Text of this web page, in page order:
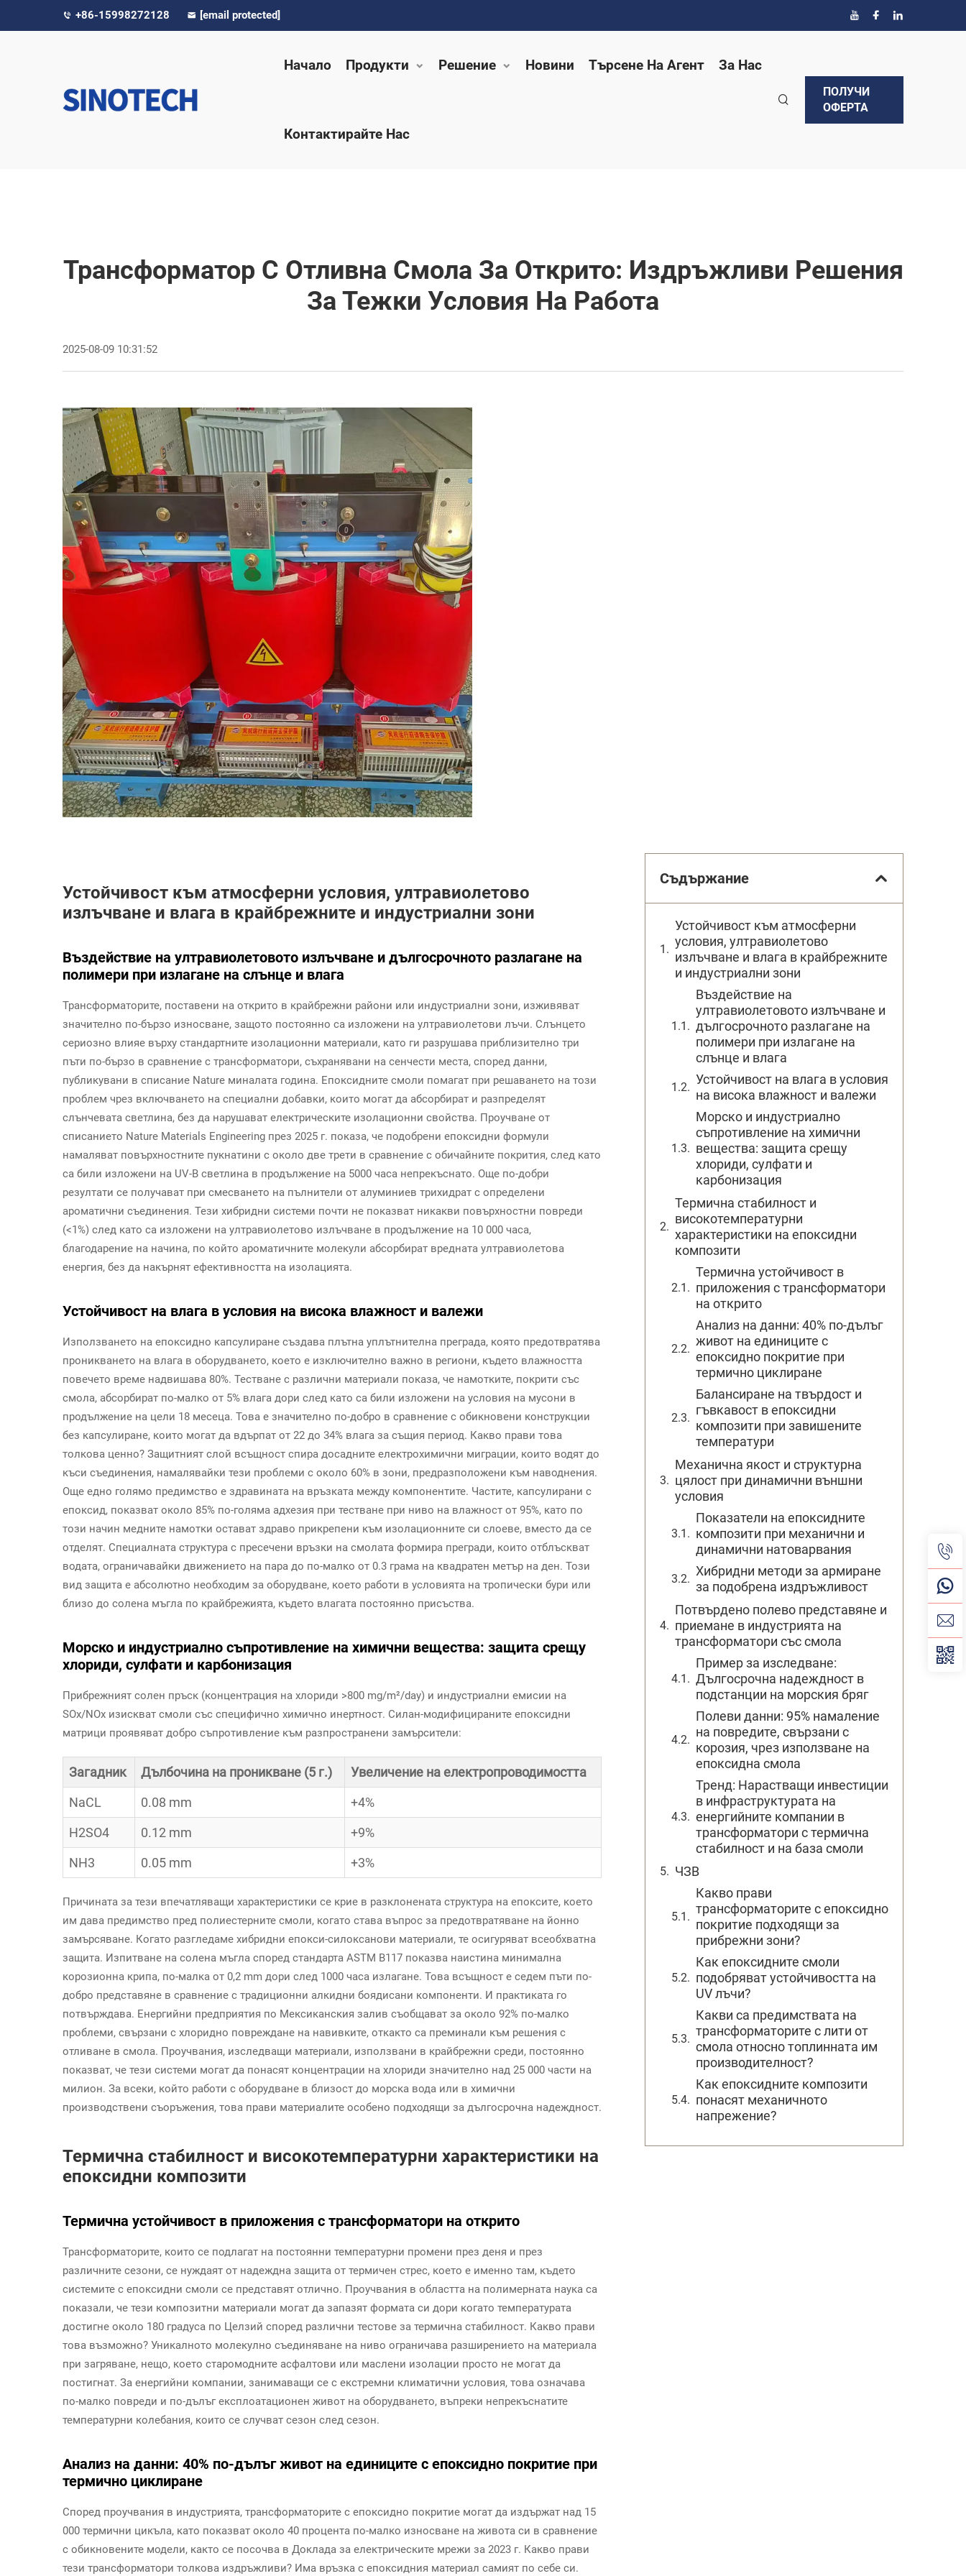
+86-15998272128 [email protected]
Начало Продукти Решение Новини Търсене На Агент За Нас
Контактирайте Нас
ПОЛУЧИ
ОФЕРТА
Трансформатор С Отливна Смола За Открито: Издръжливи Решения
За Тежки Условия На Работа
2025-08-09 10:31:52
Устойчивост към атмосферни условия, ултравиолетово
излъчване и влага в крайбрежните и индустриални зони
Въздействие на ултравиолетовото излъчване и дългосрочното разлагане на
полимери при излагане на слънце и влага
Трансформаторите, поставени на открито в крайбрежни райони или индустриални зони, изживяват
значително по-бързо износване, защото постоянно са изложени на ултравиолетови лъчи. Слънцето
сериозно влияе върху стандартните изолационни материали, като ги разрушава приблизително три
пъти по-бързо в сравнение с трансформатори, съхранявани на сенчести места, според данни,
публикувани в списание Nature миналата година. Епоксидните смоли помагат при решаването на този
проблем чрез включването на специални добавки, които могат да абсорбират и разпределят
слънчевата светлина, без да нарушават електрическите изолационни свойства. Проучване от
списанието Nature Materials Engineering през 2025 г. показа, че подобрени епоксидни формули
намаляват повърхностните пукнатини с около две трети в сравнение с обичайните покрития, след като
са били изложени на UV-B светлина в продължение на 5000 часа непрекъснато. Още по-добри
резултати се получават при смесването на пълнители от алуминиев трихидрат с определени
ароматични съединения. Тези хибридни системи почти не показват никакви повърхностни повреди
(<1%) след като са изложени на ултравиолетово излъчване в продължение на 10 000 часа,
благодарение на начина, по който ароматичните молекули абсорбират вредната ултравиолетова
енергия, без да накърнят ефективността на изолацията.
Устойчивост на влага в условия на висока влажност и валежи
Използването на епоксидно капсулиране създава плътна уплътнителна преграда, която предотвратява
проникването на влага в оборудването, което е изключително важно в региони, където влажността
повечето време надвишава 80%. Тестване с различни материали показа, че намотките, покрити със
смола, абсорбират по-малко от 5% влага дори след като са били изложени на условия на мусони в
продължение на цели 18 месеца. Това е значително по-добро в сравнение с обикновени конструкции
без капсулиране, които могат да вдърпат от 22 до 34% влага за същия период. Какво прави това
толкова ценно? Защитният слой всъщност спира досадните електрохимични миграции, които водят до
къси съединения, намалявайки тези проблеми с около 60% в зони, предразположени към наводнения.
Още едно голямо предимство е здравината на връзката между компонентите. Частите, капсулирани с
епоксид, показват около 85% по-голяма адхезия при тестване при ниво на влажност от 95%, като по
този начин медните намотки остават здраво прикрепени към изолационните си слоеве, вместо да се
отделят. Специалната структура с пресечени връзки на смолата формира прегради, които отблъскват
водата, ограничавайки движението на пара до по-малко от 0.3 грама на квадратен метър на ден. Този
вид защита е абсолютно необходим за оборудване, което работи в условията на тропически бури или
близо до солена мъгла по крайбрежията, където влагата постоянно присъства.
Морско и индустриално съпротивление на химични вещества: защита срещу
хлориди, сулфати и карбонизация
Прибрежният солен пръск (концентрация на хлориди >800 mg/m²/day) и индустриални емисии на
SOx/NOx изискват смоли със специфично химично инертност. Силан-модифицираните епоксидни
матрици проявяват добро съпротивление към разпространени замърсители:
Загадник Дълбочина на проникване (5 г.)
Увеличение на електропроводимостта
NaCL
0.08 mm
+4%
H2SO4
0.12 mm
+9%
NH3
0.05 mm +3%
Причината за тези впечатляващи характеристики се крие в разклонената структура на епокситe, което
им дава предимство пред полиестерните смоли, когато става въпрос за предотвратяване на йонно
замърсяване. Когато разгледаме хибридни епокси-силоксанови материали, те осигуряват всеобхватна
защита. Изпитване на солена мъгла според стандарта ASTM B117 показва наистина минимална
корозионна крипа, по-малка от 0,2 mm дори след 1000 часа излагане. Това всъщност е седем пъти по-
добро представяне в сравнение с традиционни алкидни боядисани компоненти. И практиката го
потвърждава. Енергийни предприятия по Мексиканския залив съобщават за около 92% по-малко
проблеми, свързани с хлоридно повреждане на навивките, откакто са преминали към решения с
отливане в смола. Проучвания, изследващи материали, използвани в крайбрежни среди, постоянно
показват, че тези системи могат да понасят концентрации на хлориди значително над 25 000 части на
милион. За всеки, който работи с оборудване в близост до морска вода или в химични
производствени съоръжения, това прави материалите особено подходящи за дългосрочна надеждност.
Термична стабилност и високотемпературни характеристики на
епоксидни композити
Термична устойчивост в приложения с трансформатори на открито
Трансформаторите, които се подлагат на постоянни температурни промени през деня и през
различните сезони, се нуждаят от надеждна защита от термичен стрес, което е именно там, където
системите с епоксидни смоли се представят отлично. Проучвания в областта на полимерната наука са
показали, че тези композитни материали могат да запазят формата си дори когато температурата
достигне около 180 градуса по Целзий според различни тестове за термична стабилност. Какво прави
това възможно? Уникалното молекулно съединяване на ниво ограничава разширението на материала
при загряване, нещо, което старомодните асфалтови или маслени изолации просто не могат да
постигнат. За енергийни компании, занимаващи се с екстремни климатични условия, това означава
по-малко повреди и по-дълъг експлоатационен живот на оборудването, въпреки непрекъснатите
температурни колебания, които се случват сезон след сезон.
Анализ на данни: 40% по-дълъг живот на единиците с епоксидно покритие при
термично циклиране
Според проучвания в индустрията, трансформаторите с епоксидно покритие могат да издържат над 15
000 термични цикъла, като показват около 40 процента по-малко износване на живота си в сравнение
с обикновените модели, както се посочва в Доклада за електрическите мрежи за 2023 г. Какво прави
тези трансформатори толкова издръжливи? Има връзка с епоксидния материал самият по себе си.
Съдържание
Устойчивост към атмосферни
условия, ултравиолетово
излъчване и влага в крайбрежните
и индустриални зони
Въздействие на
ултравиолетовото излъчване и
дългосрочното разлагане на
полимери при излагане на
слънце и влага
Устойчивост на влага в условия
на висока влажност и валежи
Морско и индустриално
съпротивление на химични
вещества: защита срещу
хлориди, сулфати и
карбонизация
Термична стабилност и
високотемпературни
характеристики на епоксидни
композити
Термична устойчивост в
приложения с трансформатори
на открито
Анализ на данни: 40% по-дълъг
живот на единиците с
епоксидно покритие при
термично циклиране
Балансиране на твърдост и
гъвкавост в епоксидни
композити при завишените
температури
Механична якост и структурна
цялост при динамични външни
условия
Показатели на епоксидните
композити при механични и
динамични натоварвания
Хибридни методи за армиране
за подобрена издръжливост
Потвърдено полево представяне и
приемане в индустрията на
трансформатори със смола
Пример за изследване:
Дългосрочна надеждност в
подстанции на морския бряг
Полеви данни: 95% намаление
на повредите, свързани с
корозия, чрез използване на
епоксидна смола
Тренд: Нарастващи инвестиции
в инфраструктурата на
енергийните компании в
трансформатори с термична
стабилност и на база смоли
ЧЗВ
Какво прави
трансформаторите с епоксидно
покритие подходящи за
прибрежни зони?
Как епоксидните смоли
подобряват устойчивостта на
UV лъчи?
Какви са предимствата на
трансформаторите с лити от
смола относно топлинната им
производителност?
Как епоксидните композити
понасят механичното
напрежение?